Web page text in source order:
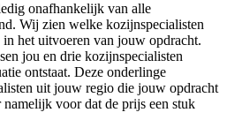
onafhankelijk van alle
Wij zien welke kozijnspecialisten
het uitvoeren van jouw opdracht.
jou en drie kozijnspecialisten
ontstaat. Deze onderlinge
uit jouw regio die jouw opdracht
voor dat de prijs een stuk